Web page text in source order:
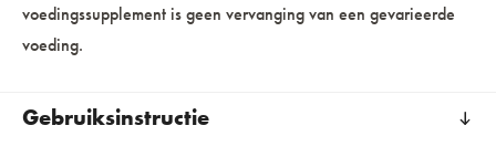
voedingssupplement is geen vervanging van een gevarieerde
voeding.
Gebruiksinstructie